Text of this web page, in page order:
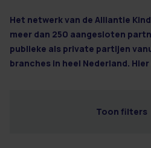
Het netwerk van de Alliantie
meer dan 250 aangesloten
publieke als private partijen
branches in heel Nederland.
Toon filters